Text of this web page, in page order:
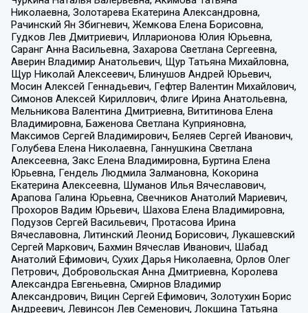
Николаевна, Золотарева Екатерина Александровна,
Рачинский Ян Збигневич, Жемкова Елена Борисовна,
Гудков Лев Дмитриевич, Илларионова Юлия Юрьевна,
Саранг Анна Васильевна, Захарова Светлана Сергеевна,
Аверин Владимир Анатольевич, Щур Татьяна Михайловна,
Щур Николай Алексеевич, Блинушов Андрей Юрьевич,
Мосин Алексей Геннадьевич, Гефтер Валентин Михайлович,
Симонов Алексей Кириллович, Флиге Ирина Анатольевна,
Мельникова Валентина Дмитриевна, Вититинова Елена
Владимировна, Баженова Светлана Куприяновна,
Максимов Сергей Владимирович, Беляев Сергей Иванович,
Голубева Елена Николаевна, Ганнушкина Светлана
Алексеевна, Закс Елена Владимировна, Буртина Елена
Юрьевна, Гендель Людмила Залмановна, Кокорина
Екатерина Алексеевна, Шуманов Илья Вячеславович,
Арапова Галина Юрьевна, Свечников Анатолий Мариевич,
Прохоров Вадим Юрьевич, Шахова Елена Владимировна,
Подузов Сергей Васильевич, Протасова Ирина
Вячеславовна, Литинский Леонид Борисович, Лукашевский
Сергей Маркович, Бахмин Вячеслав Иванович, Шабад
Анатолий Ефимович, Сухих Дарья Николаевна, Орлов Олег
Петрович, Добровольская Анна Дмитриевна, Королева
Александра Евгеньевна, Смирнов Владимир
Александрович, Вицин Сергей Ефимович, Золотухин Борис
Андреевич, Левинсон Лев Семенович, Локшина Татьяна